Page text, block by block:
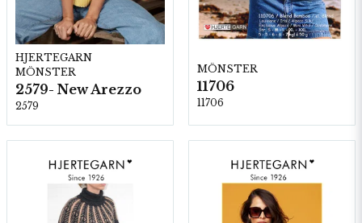
HJERTEGARN
MÖNSTER
2579- New Arezzo
2579
MÖNSTER
11706
11706